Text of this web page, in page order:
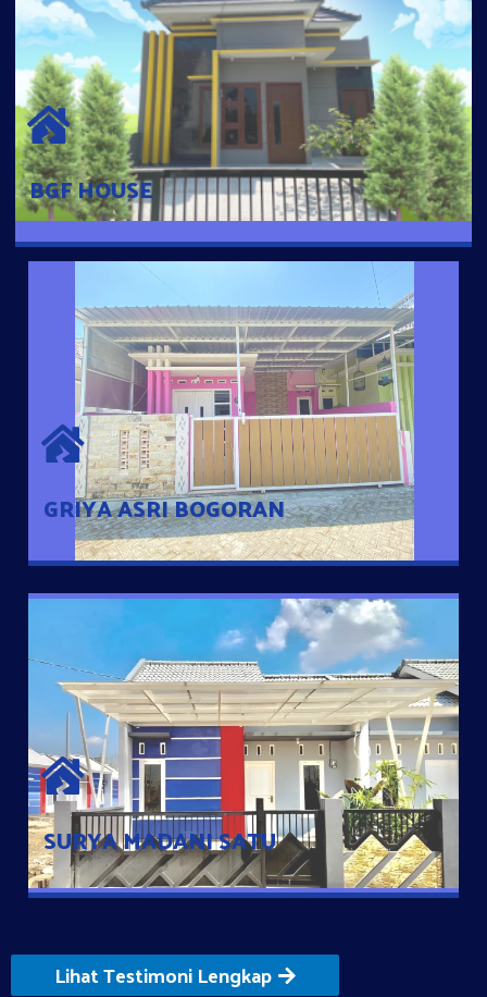
BGF HOUSE
BGF HOUSE
Hunian Mewah Pusat Kota dengan fasilitas Free Desain, Dapur,
Parkir Mobil dengan 3 Kamar Tidur dan 2 Kamar Mandi.
GRIYA ASRI BOGORAN
GRIYA ASRI BOGORAN
Desain Modern Minimalis dengan Konsep Rumah Pintar
Sehingga Memudahkan Penghuni mengakses rumahnya
dengan Ponsel
SURYA MADANI SATU
SURYA MADANI SATU
Satu-satunya Hunian nyaman dengan harga subsidi hanya 100
jutaan dengan lokasi strategis di Tuban
Lihat Testimoni Lengkap